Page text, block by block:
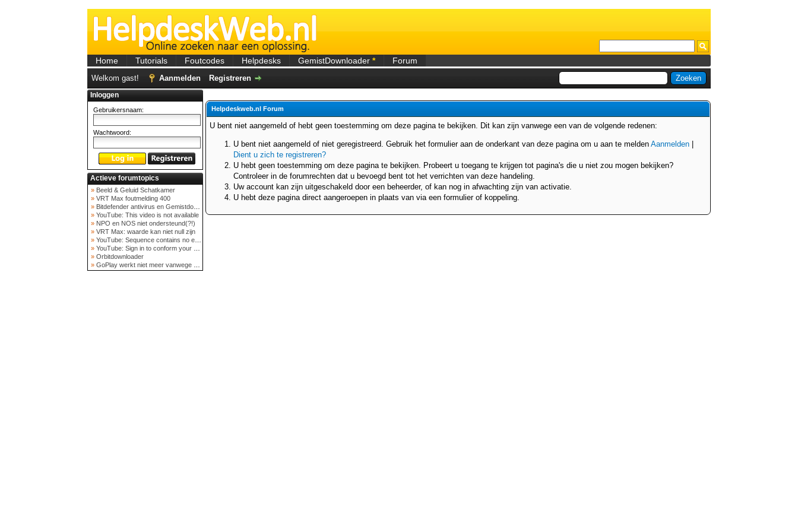
Home Tutorials Foutcodes Helpdesks GemistDownloader * Forum
Welkom gast! Aanmelden Registreren
Inloggen
Gebruikersnaam:
Wachtwoord:
Actieve forumtopics
» Beeld & Geluid Schatkamer
» VRT Max foutmelding 400
» Bitdefender antivirus en Gemistdowloader
» YouTube: This video is not available
» NPO en NOS niet ondersteund(?!)
» VRT Max: waarde kan niet null zijn
» YouTube: Sequence contains no elements
» YouTube: Sign in to conform your not a bot
» Orbitdownloader
» GoPlay werkt niet meer vanwege nieuwe webadres
Helpdeskweb.nl Forum
U bent niet aangemeld of hebt geen toestemming om deze pagina te bekijken. Dit kan zijn vanwege een van de volgende redenen:
U bent niet aangemeld of niet geregistreerd. Gebruik het formulier aan de onderkant van deze pagina om u aan te melden Aanmelden
Dient u zich te registreren?
U hebt geen toestemming om deze pagina te bekijken. Probeert u toegang te krijgen tot pagina's die u niet zou mogen bekijken?
Controleer in de forumrechten dat u bevoegd bent tot het verrichten van deze handeling.
Uw account kan zijn uitgeschakeld door een beheerder, of kan nog in afwachting zijn van activatie.
U hebt deze pagina direct aangeroepen in plaats van via een formulier of koppeling.